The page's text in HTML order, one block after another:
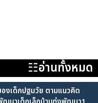
☷อ่านทั้งหมด
งเด็กปฐมวัย ตามแนวคิด